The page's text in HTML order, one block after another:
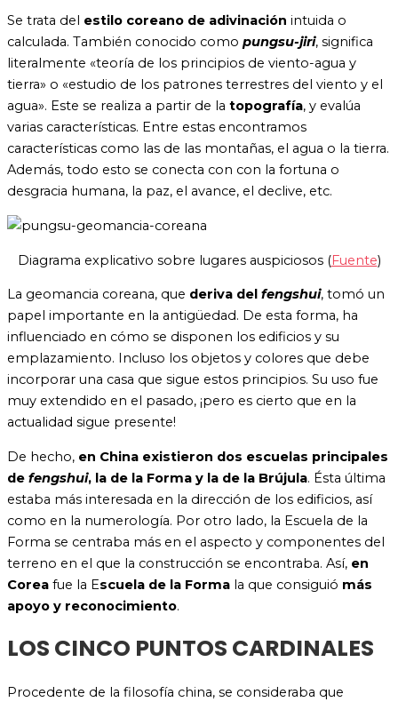
Se trata del estilo coreano de adivinación intuida o
calculada. También conocido como pungsu-jiri, significa
literalmente «teoría de los principios de viento-agua y
tierra» o «estudio de los patrones terrestres del viento y el
agua». Este se realiza a partir de la topografía, y evalúa
varias características. Entre estas encontramos
características como las de las montañas, el agua o la tierra.
Además, todo esto se conecta con con la fortuna o
desgracia humana, la paz, el avance, el declive, etc.
Diagrama explicativo sobre lugares auspiciosos (Fuente)
La geomancia coreana, que deriva del fengshui, tomó un
papel importante en la antigüedad. De esta forma, ha
influenciado en cómo se disponen los edificios y su
emplazamiento. Incluso los objetos y colores que debe
incorporar una casa que sigue estos principios. Su uso fue
muy extendido en el pasado, ¡pero es cierto que en la
actualidad sigue presente!
De hecho, en China existieron dos escuelas principales
de fengshui, la de la Forma y la de la Brújula. Ésta última
estaba más interesada en la dirección de los edificios, así
como en la numerología. Por otro lado, la Escuela de la
Forma se centraba más en el aspecto y componentes del
terreno en el que la construcción se encontraba. Así, en
Corea fue la Escuela de la Forma la que consiguió más
apoyo y reconocimiento.
LOS CINCO PUNTOS CARDINALES
Procedente de la filosofía china, se consideraba que